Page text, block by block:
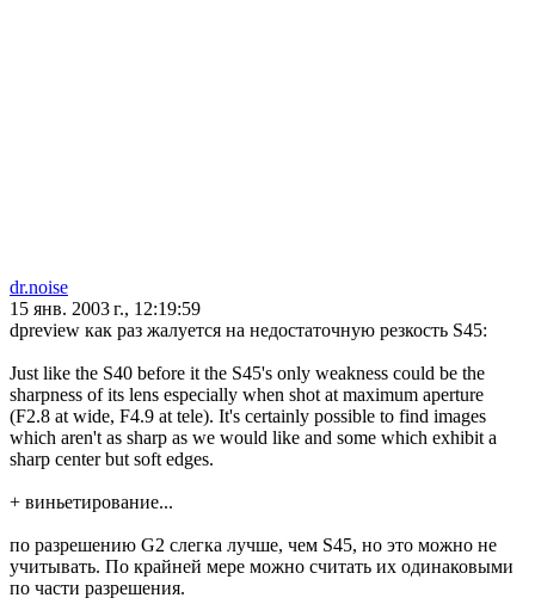
dr.noise
15 янв. 2003 г., 12:19:59
dpreview как раз жалуется на недостаточную резкость S45:
Just like the S40 before it the S45's only weakness could be the
sharpness of its lens especially when shot at maximum aperture
(F2.8 at wide, F4.9 at tele). It's certainly possible to find images
which aren't as sharp as we would like and some which exhibit a
sharp center but soft edges.
+ виньетирование...
по разрешению G2 слегка лучше, чем S45, но это можно не
учитывать. По крайней мере можно считать их одинаковыми
по части разрешения.